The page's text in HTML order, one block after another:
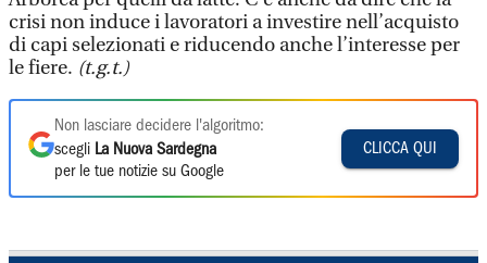
crisi non induce i lavoratori a investire nell’acquisto
di capi selezionati e riducendo anche l’interesse per
le fiere. (t.g.t.)
Non lasciare decidere l'algoritmo:
scegli La Nuova Sardegna
per le tue notizie su Google
CLICCA QUI